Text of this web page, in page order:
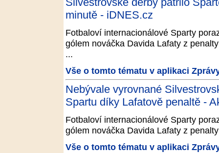
minutě - iDNES.cz
Fotbaloví internacionálové Sparty
gólem nováčka Davida Lafaty z
...
Vše o tomto tématu v aplikaci
Nebývale vyrovnané
Spartu díky Lafatově penaltě -
Fotbaloví internacionálové Sparty
gólem nováčka Davida Lafaty z
Vše o tomto tématu v aplikaci